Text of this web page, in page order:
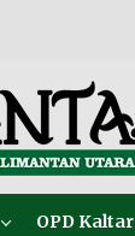
OPD